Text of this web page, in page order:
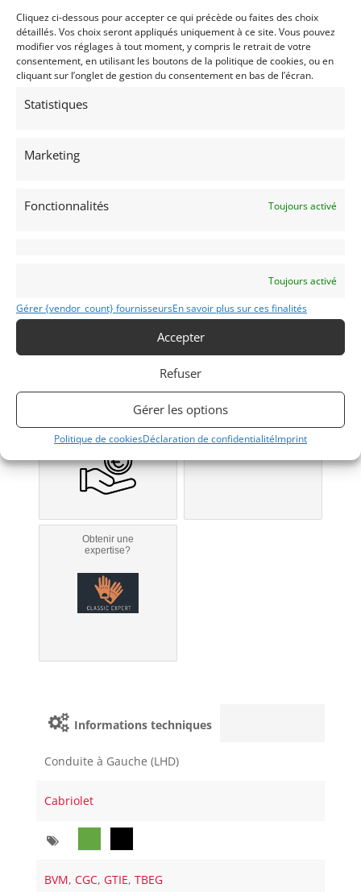
Cliquez ci-dessous pour accepter ce qui précède ou faites des choix
détaillés. Vos choix seront appliqués uniquement à ce site. Vous pouvez
modifier vos réglages à tout moment, y compris le retrait de votre
consentement, en utilisant les boutons de la politique de cookies, ou en
cliquant sur l’onglet de gestion du consentement en bas de l’écran.
Statistiques
Marketing
Fonctionnalités Toujours activé
Toujours activé
Gérer {vendor_count} fournisseursEn savoir plus sur ces finalités
Accepter
Refuser
Gérer les options
Politique de cookiesDéclaration de confidentialitéImprint
Publié: 5 octobre 2022 (il y a 4 ans)
AUTO
Tout Terrain
4X4
88
Modifier mon annonce
financement ?
d’assurance?
Obtenir une
expertise?
Informations techniques
Conduite à Gauche (LHD)
Cabriolet
BVM,CGC, GTIE,TBEG